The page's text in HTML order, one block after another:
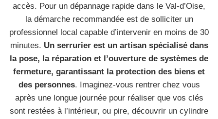
accès. Pour un dépannage rapide dans le Val-d’Oise,
la démarche recommandée est de solliciter un
professionnel local capable d’intervenir en moins de 30
minutes. Un serrurier est un artisan spécialisé dans
la pose, la réparation et l’ouverture de systèmes de
fermeture, garantissant la protection des biens et
des personnes. Imaginez-vous rentrer chez vous
après une longue journée pour réaliser que vos clés
sont restées à l’intérieur, ou pire, découvrir un cylindre